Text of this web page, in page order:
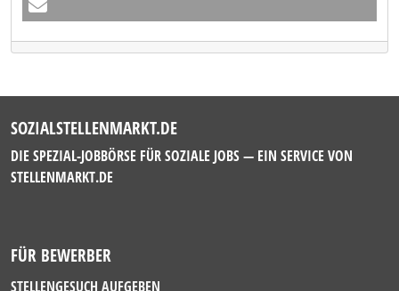
SOZIALSTELLENMARKT.DE
DIE SPEZIAL-JOBBÖRSE FÜR SOZIALE JOBS — EIN SERVICE VON
STELLENMARKT.DE
FÜR BEWERBER
STELLENGESUCH AUFGEBEN